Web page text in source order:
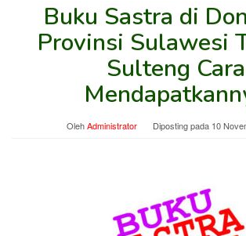
Buku Sastra di
Provinsi Sulawesi
Sulteng Cara
OlehAdministrator Diposting pada 10